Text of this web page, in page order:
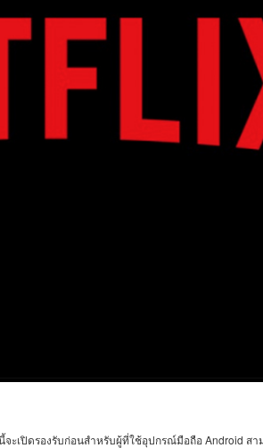
จะเปิดรองรับก่อนสำหรับผู้ที่ใช้อุปกรณ์มือถือ Android สา